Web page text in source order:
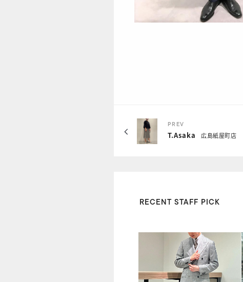
PREV
T.Asaka 広島紙屋町店
RECENT STAFF PICK